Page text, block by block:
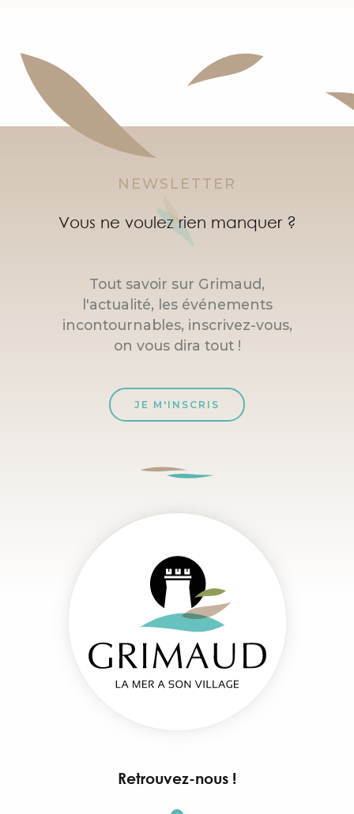
NEWSLETTER
Vous ne voulez rien manquer ?
Tout savoir sur Grimaud,
l'actualité, les événements
incontournables, inscrivez-vous,
on vous dira tout !
JE M'INSCRIS
Retrouvez-nous !